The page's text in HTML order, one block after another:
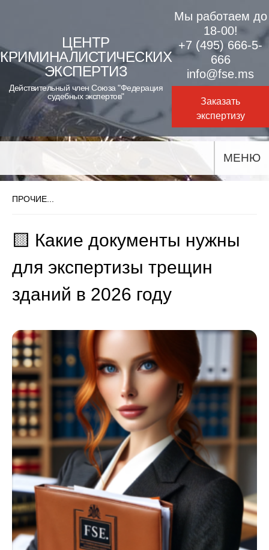
content
ЦЕНТР
КРИМИНАЛИСТИЧЕСКИХ
ЭКСПЕРТИЗ
Действительный член Союза "Федерация
судебных экспертов"
Мы работаем до
18-00!
+7 (495) 666-5-
666
info@fse.ms
Заказать
экспертизу
МЕНЮ
ПРОЧИЕ...
🟨 Какие документы нужны
для экспертизы трещин
зданий в 2026 году